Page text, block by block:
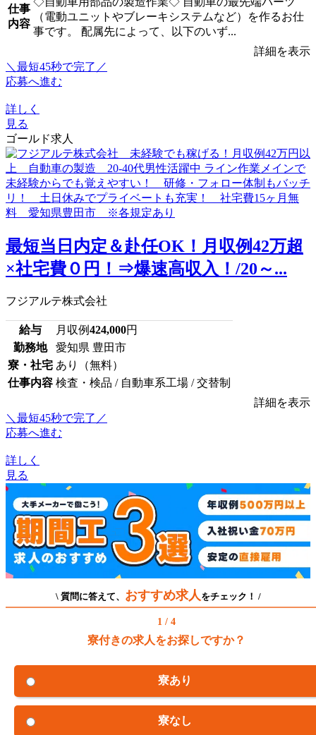
仕事
内容
（電動ユニットやブレーキシステムなど）を作るお仕
事です。 配属先によって、以下のいず...
詳細を表示
＼最短45秒で完了／
応募へ進む
詳しく
見る
ゴールド求人
最短当日内定＆赴任OK！月収例42万超
×社宅費０円！⇒爆速高収入！/20～...
フジアルテ株式会社
給与 月収例424,000円
勤務地
愛知県 豊田市
寮・社宅 あり（無料）
仕事内容 検査・検品 / 自動車系工場 / 交替制
詳細を表示
＼最短45秒で完了／
応募へ進む
詳しく
見る
\ 質問に答えて、 おすすめ求人 をチェック！ /
1 / 4
寮付きの求人をお探しですか？
寮あり
寮なし